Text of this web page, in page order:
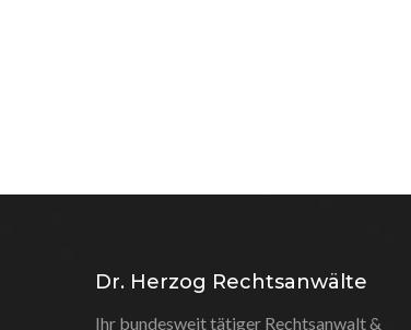
Dr. Herzog Rechtsanwälte
Ihr bundesweit tätiger Rechtsanwalt &